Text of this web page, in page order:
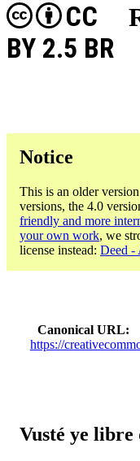
CC
BY 2.5 BR
Notice
This is an older
versions, the 4.0
friendly and more
your own work, we
license instead: Deed -
Canonical URL
https://
Vusté ye libre